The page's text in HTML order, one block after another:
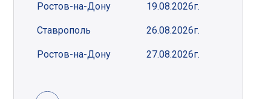
Ростов-на-Дону 19.08.2026г.
Ставрополь 26.08.2026г.
Ростов-на-Дону 27.08.2026г.